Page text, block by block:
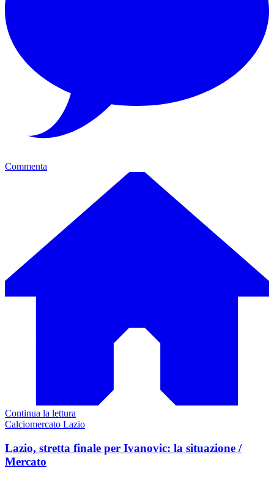
Commenta
Continua la lettura
Calciomercato Lazio
Lazio, stretta finale per Ivanovic: la situazione /
Mercato